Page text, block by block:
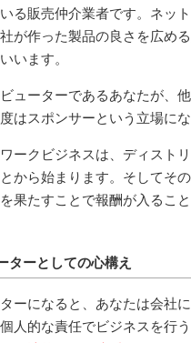
る販売仲介業者です。ネッ
が作った製品の良さを広め
います。
ューターであるあなたが、
はスポンサーという立場にな
ークビジネスは、ディスト
から始まります。そしてそ
果たすことで報酬が入るこ
ターとしての心構え
ーになると、あなたは会社
人的な責任でビジネスを行